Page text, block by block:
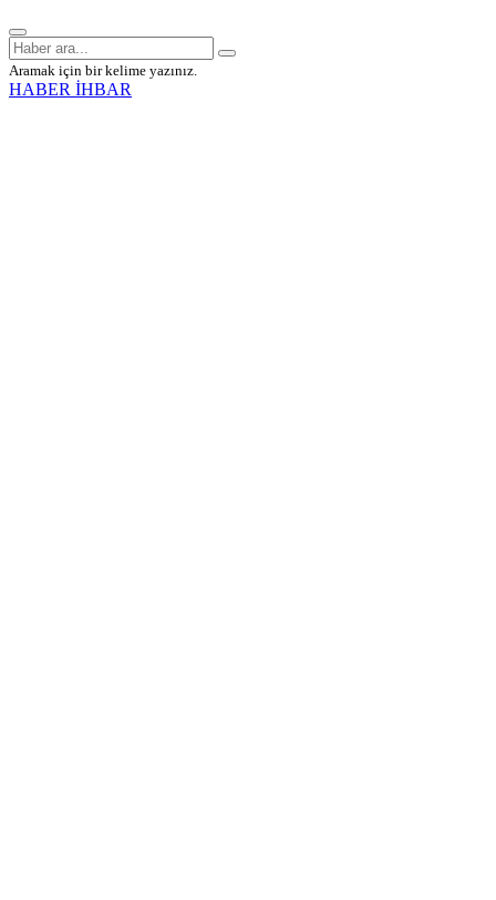
Aramak için bir kelime yazınız.
HABER İHBAR